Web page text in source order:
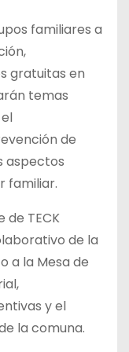
familiares a
gratuitas en
temas
de
aspectos
familiar.
de TECK
de la
a la Mesa de
y el
la comuna.